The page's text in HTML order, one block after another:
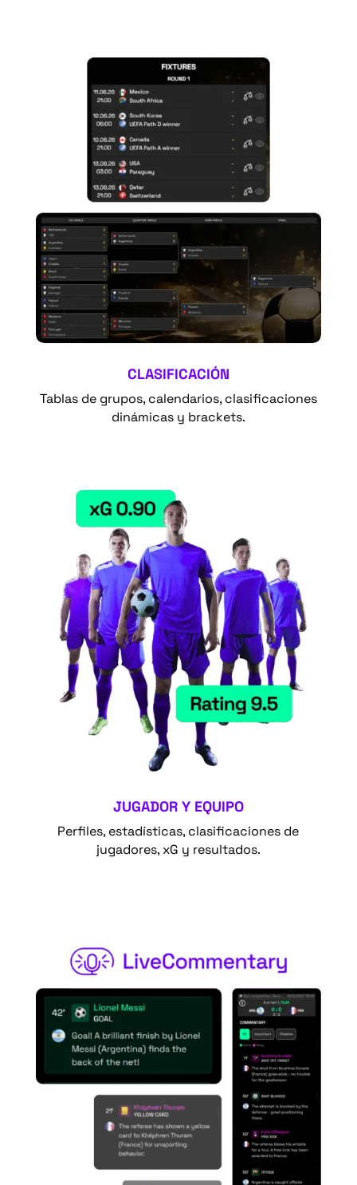
CLASIFICACIÓN
Tablas de grupos, calendarios, clasificaciones
dinámicas y brackets.
JUGADOR Y EQUIPO
Perfiles, estadísticas, clasificaciones de
jugadores, xG y resultados.